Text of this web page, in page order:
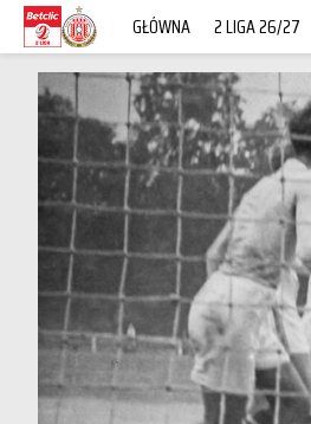
GŁÓWNA 2 LIGA 26/27